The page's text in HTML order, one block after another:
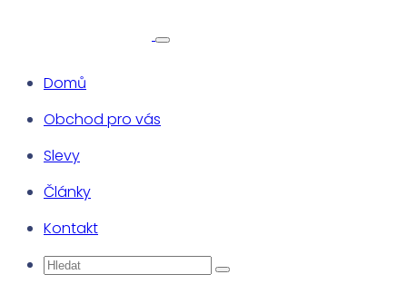
Domů
Obchod pro vás
Slevy
Články
Kontakt